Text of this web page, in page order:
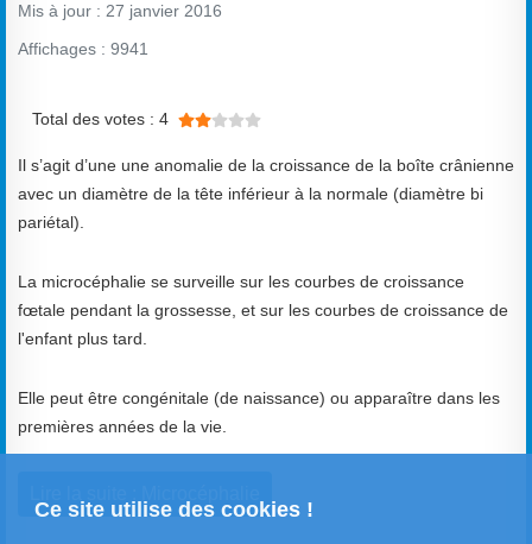
Ce site utilise des cookies !
Mis à jour : 27 janvier 2016
Affichages : 9941
Total des votes : 4
Il s’agit d’une une anomalie de la croissance de la boîte crânienne
avec un diamètre de la tête inférieur à la normale (diamètre bi
pariétal).
La microcéphalie se surveille sur les courbes de croissance
fœtale pendant la grossesse, et sur les courbes de croissance de
l'enfant plus tard.
Elle peut être congénitale (de naissance) ou apparaître dans les
premières années de la vie.